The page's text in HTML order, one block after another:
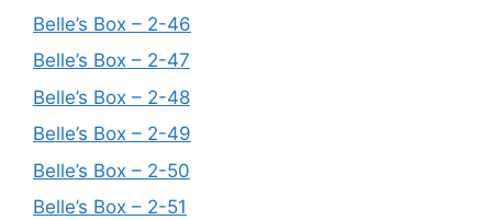
Belle’s Box – 2-46
Belle’s Box – 2-47
Belle’s Box – 2-48
Belle’s Box – 2-49
Belle’s Box – 2-50
Belle’s Box – 2-51